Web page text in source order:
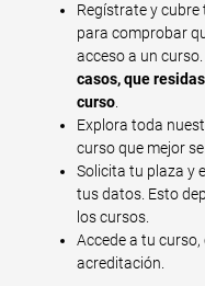
Regístrate y
para comprobar
acceso a un curso.
casos, que
curso
Explora toda
curso que mejor
Solicita tu plaza y
tus datos. Esto
los cursos.
Accede a tu
acreditación.